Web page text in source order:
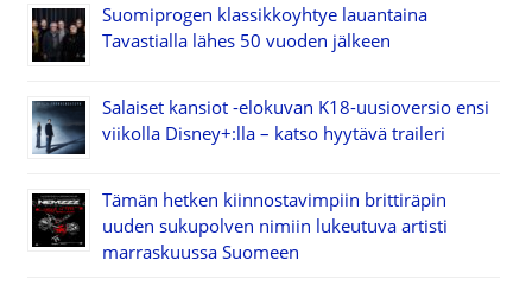
Suomiprogen klassikkoyhtye lauantaina
Tavastialla lähes 50 vuoden jälkeen
Salaiset kansiot -elokuvan K18-uusioversio ensi
viikolla Disney+:lla – katso hyytävä traileri
Tämän hetken kiinnostavimpiin brittiräpin
uuden sukupolven nimiin lukeutuva artisti
marraskuussa Suomeen